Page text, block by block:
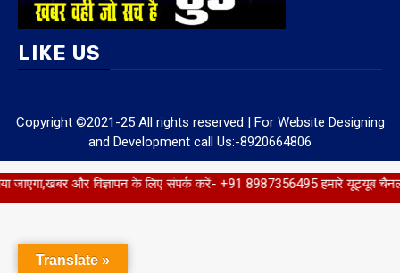
LIKE US
Copyright ©2021-25 All rights reserved | For Website Designing
and Development call Us:-8920664806
Translate »
के लिए संपर्क करें- +91 8987356495 हमारे यूट्यूब चैनल को सब्सक्राइब